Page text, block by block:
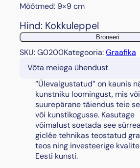
Mõõtmed: 9×9 cm
Hind: Kokkuleppel
Broneeri
SKU:G0200Kategooria:Graafika
Võta meiega ühendust
“Ülevalgustatud” on kaunis
kunstniku loomingust, mis
suurepärane täiendus teie
või kunstikogusse. Kasutage
võimalust soetada see
giclée tehnikas teostatud
teos ning investeerige
Eesti kunsti.